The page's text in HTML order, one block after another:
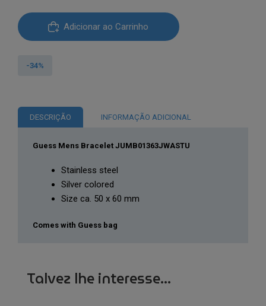
€53.67.€35.60.
Quantidade
de
Pulseira
Adicionar ao Carrinho
-34%
DESCRIÇÃO INFORMAÇÃO ADICIONAL
Guess Mens Bracelet JUMB01363JWASTU
Stainless steel
Silver colored
Size ca. 50 x 60 mm
Comes with Guess bag
Talvez lhe interesse...